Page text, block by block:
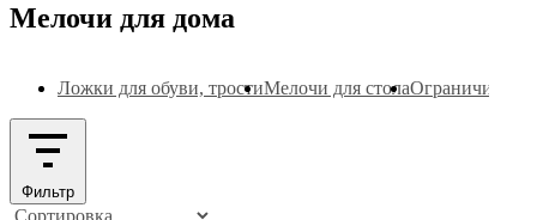
Мелочи для дома
Ложки для обуви, тростиМелочи для столаОграничители
Фильтр